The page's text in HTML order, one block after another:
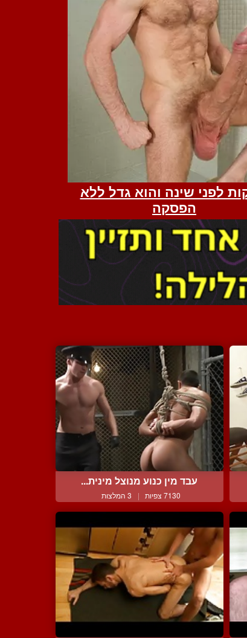
עבד מין כנוע מנוצל מינית...
7130 צפיות | 3 המלצות